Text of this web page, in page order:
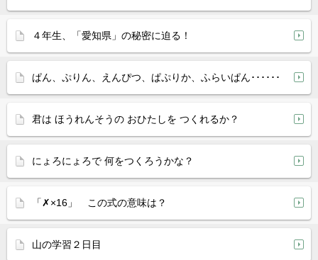
４年生、「愛知県」の秘密に迫る！
ぱん、ぷりん、えんぴつ、ぱぷりか、ふらいぱん･･････
君は ほうれんそうの おひたしを つくれるか？
にょろにょろで 何をつくろうかな？
「✗×16」 この式の意味は？
山の学習２日目